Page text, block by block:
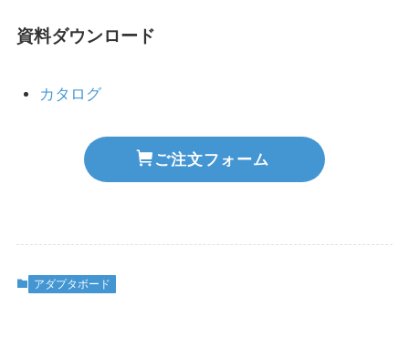
資料ダウンロード
カタログ
ご注文フォーム
アダプタボード